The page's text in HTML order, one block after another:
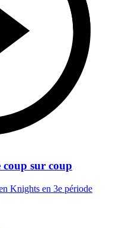
coup sur coup
Knights en 3e période